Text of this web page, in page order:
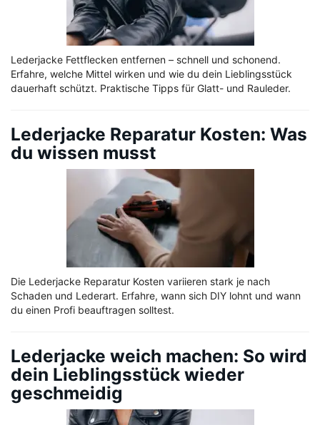
Lederjacke Fettflecken entfernen – schnell und schonend.
Erfahre, welche Mittel wirken und wie du dein Lieblingsstück
dauerhaft schützt. Praktische Tipps für Glatt- und Rauleder.
Lederjacke Reparatur Kosten: Was
du wissen musst
Die Lederjacke Reparatur Kosten variieren stark je nach
Schaden und Lederart. Erfahre, wann sich DIY lohnt und wann
du einen Profi beauftragen solltest.
Lederjacke weich machen: So wird
dein Lieblingsstück wieder
geschmeidig